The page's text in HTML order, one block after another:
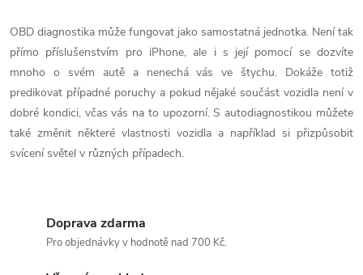
k
t
ů
k
t
ů
v
l
á
d
a
OBD diagnostika může fungovat jako samostatná jednotka. Není tak
přímo příslušenstvím pro iPhone, ale i s její pomocí se dozvíte
mnoho o svém autě a nenechá vás ve štychu. Dokáže totiž
predikovat případné poruchy a pokud nějaké součást vozidla není v
dobré kondici, včas vás na to upozorní. S autodiagnostikou můžete
také změnit některé vlastnosti vozidla a například si přizpůsobit
svícení světel v různých případech.
Doprava zdarma
Pro objednávky v hodnotě nad 700 Kč.